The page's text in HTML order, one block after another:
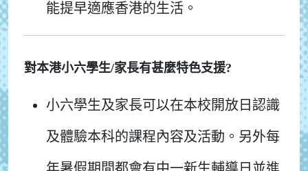
能提早適應香港的生活。
對本港小六學生/家長有甚麼特色支援?
小六學生及家長可以在本校開放日認識
及體驗本科的課程內容及活動。另外每